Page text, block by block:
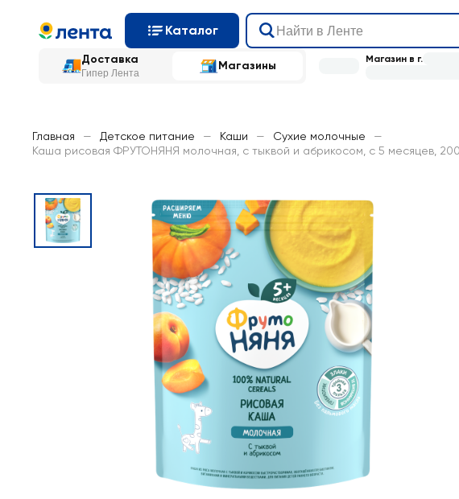
Каталог
Доставка
Гипер Лента
Магазины Магазин в г.
Главная — Детское питание — Каши — Сухие молочные
—
Каша рисовая ФРУТОНЯНЯ молочная, с тыквой и абрикосом, с 5 месяцев,